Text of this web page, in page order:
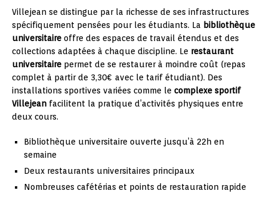
Villejean se distingue par la richesse de ses infrastructures
spécifiquement pensées pour les étudiants. La bibliothèque
universitaire offre des espaces de travail étendus et des
collections adaptées à chaque discipline. Le restaurant
universitaire permet de se restaurer à moindre coût (repas
complet à partir de 3,30€ avec le tarif étudiant). Des
installations sportives variées comme le complexe sportif
Villejean facilitent la pratique d’activités physiques entre
deux cours.
Bibliothèque universitaire ouverte jusqu’à 22h en
semaine
Deux restaurants universitaires principaux
Nombreuses cafétérias et points de restauration rapide